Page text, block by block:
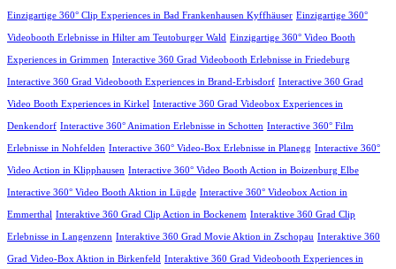
Einzigartige 360° Clip Experiences in Bad Frankenhausen Kyffhäuser Einzigartige 360°
Videobooth Erlebnisse in Hilter am Teutoburger Wald Einzigartige 360° Video Booth
Experiences in Grimmen Interactive 360 Grad Videobooth Erlebnisse in Friedeburg
Interactive 360 Grad Videobooth Experiences in Brand-Erbisdorf Interactive 360 Grad
Video Booth Experiences in Kirkel Interactive 360 Grad Videobox Experiences in
Denkendorf Interactive 360° Animation Erlebnisse in Schotten Interactive 360° Film
Erlebnisse in Nohfelden Interactive 360° Video-Box Erlebnisse in Planegg Interactive 360°
Video Action in Klipphausen Interactive 360° Video Booth Action in Boizenburg Elbe
Interactive 360° Video Booth Aktion in Lügde Interactive 360° Videobox Action in
Emmerthal Interaktive 360 Grad Clip Action in Bockenem Interaktive 360 Grad Clip
Erlebnisse in Langenzenn Interaktive 360 Grad Movie Aktion in Zschopau Interaktive 360
Grad Video-Box Aktion in Birkenfeld Interaktive 360 Grad Videobooth Experiences in